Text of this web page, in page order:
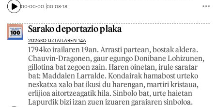
00:00:00 00:08:18
Sarako deportazio plaka
2026KO UZTAILAREN 14A
1794ko irailaren 19an. Arrasti partean, bostak aldera.
Chauvin-Dragonen, gaur egungo Donibane Lohizunen,
gillotina bat zegoen zain. Haren oinetan, irule saratar
bat: Maddalen Larralde. Kondairak hamabost urteko
neskatxa xalo bat ikusi du harengan, martiri kristaua,
erlijioa aitortzeagatik hila. Sinbolo bat, urte haietan
Lapurdik bizi izan zuen izuaren garaiaren sinboloa.